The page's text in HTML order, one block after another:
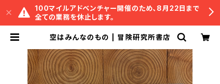
100マイルアドベンチャー開催のため、8月22日まで
全ての業務を休止します。
空はみんなのもの | 冒険研究所書店